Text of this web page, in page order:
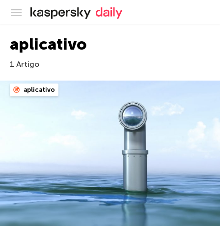
Blog oficial da Kaspersky
aplicativo
1 Artigo
aplicativo